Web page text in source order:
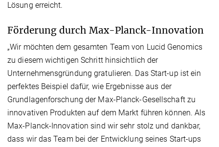
Lösung erreicht.
Förderung durch Max-Planck-Innovation
„Wir möchten dem gesamten Team von Lucid Genomics
zu diesem wichtigen Schritt hinsichtlich der
Unternehmensgründung gratulieren. Das Start-up ist ein
perfektes Beispiel dafür, wie Ergebnisse aus der
Grundlagenforschung der Max-Planck-Gesellschaft zu
innovativen Produkten auf dem Markt führen können. Als
Max-Planck-Innovation sind wir sehr stolz und dankbar,
dass wir das Team bei der Entwicklung seines Start-ups